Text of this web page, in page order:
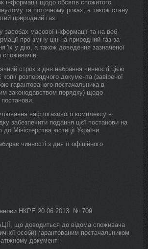
інформації щодо обсягів спожитого
та поточному роках, а також стану
природний газ.
засобах масової інформації та на веб-
про зміну цін на природний газ за
їх у дію, а також доведення зазначеної
споживачів.
строк з дня набрання чинності цією
розпорядчого документа (завіреної
гарантованого постачальника в
законодавством порядку) щодо
постанови.
нафтогазового комплексу в
забезпечити подання цієї постанови на
Міністерства юстиції України.
чинності з дня її офіційного
НКРЕ 20.06.2013 № 709
що доводиться до відома споживача
особи) гарантованим постачальником
документі